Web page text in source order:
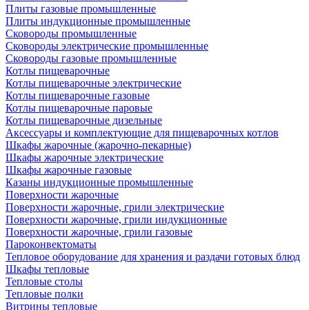
Плиты газовые промышленные
Плиты индукционные промышленные
Сковороды промышленные
Сковороды электрические промышленные
Сковороды газовые промышленные
Котлы пищеварочные
Котлы пищеварочные электрические
Котлы пищеварочные газовые
Котлы пищеварочные паровые
Котлы пищеварочные дизельные
Аксессуары и комплектующие для пищеварочных котлов
Шкафы жарочные (жарочно-пекарные)
Шкафы жарочные электрические
Шкафы жарочные газовые
Казаны индукционные промышленные
Поверхности жарочные
Поверхности жарочные, грили электрические
Поверхности жарочные, грили индукционные
Поверхности жарочные, грили газовые
Пароконвектоматы
Тепловое оборудование для хранения и раздачи готовых блюд
Шкафы тепловые
Тепловые столы
Тепловые полки
Витрины тепловые